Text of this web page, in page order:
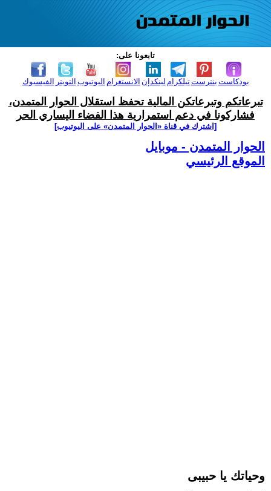
تابعونا على:
الفيسبوك التويتر اليوتيوب الانستغرام لينكدإن تيلكرامبنترست بودكاست
تبرعاتكم وتبرعاتكن المالية تحفظ استقلال الحوار المتمدن،
فشاركونا في دعم استمرارية هذا الفضاء اليساري الحر
[اشترك في قناة ‫«الحوار المتمدن» على اليوتيوب]
الحوار المتمدن - موبايل
الموقع الرئيسي
وحياتك يا حبيبى